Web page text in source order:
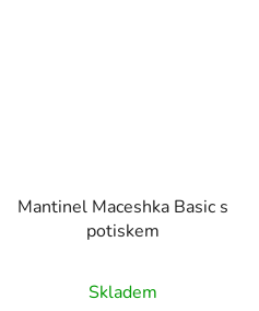
Mantinel Maceshka Basic s
potiskem
Skladem